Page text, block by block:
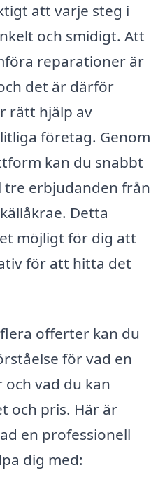
att varje steg i
och smidigt. Att
reparationer är
det är därför
rätt hjälp av
företag. Genom
kan du snabbt
tre erbjudanden från
Detta
möjligt för dig att
för att hitta det
offerter kan du
för vad en
vad du kan
och pris. Här är
en professionell
dig med: